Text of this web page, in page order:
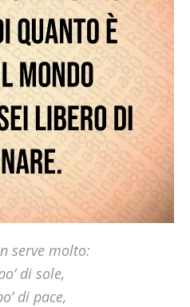
serve molto:
di sole,
di pace,